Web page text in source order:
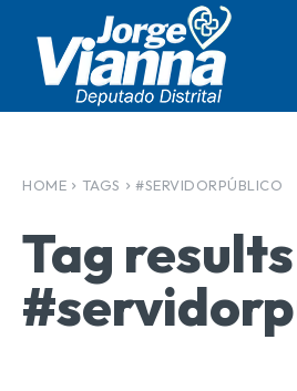
HOME TAGS #SERVIDORPÚBLICO
Tag